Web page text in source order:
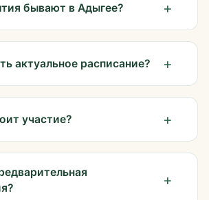
бывают в Адыгее?
актуальное расписание?
участие?